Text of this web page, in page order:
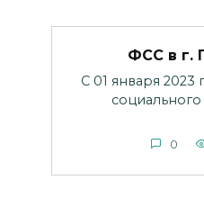
ФСС в г.
С 01 января
0